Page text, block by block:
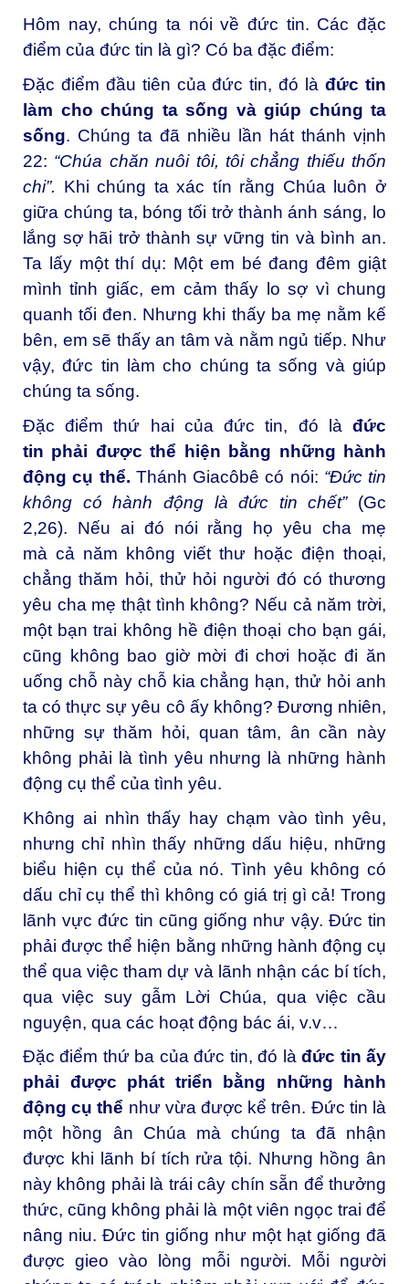
Hôm nay, chúng ta nói về đức tin. Các đặc
điểm của đức tin là gì? Có ba đặc điểm:
Đặc điểm đầu tiên của đức tin, đó làđức tin
làm cho chúng ta sống và giúp chúng ta
sống. Chúng ta đã nhiều lần hát thánh vịnh
22: “Chúa chăn nuôi tôi, tôi chẳng thiếu thốn
chi”. Khi chúng ta xác tín rằng Chúa luôn ở
giữa chúng ta, bóng tối trở thành ánh sáng, lo
lắng sợ hãi trở thành sự vững tin và bình an.
Ta lấy một thí dụ: Một em bé đang đêm giật
mình tỉnh giấc, em cảm thấy lo sợ vì chung
quanh tối đen. Nhưng khi thấy ba mẹ nằm kế
bên, em sẽ thấy an tâm và nằm ngủ tiếp. Như
vậy, đức tin làm cho chúng ta sống và giúp
chúng ta sống.
Đặc điểm thứ hai của đức tin, đó là đức
tin phải được thể hiện bằng những hành
động cụ thể. Thánh Giacôbê có nói: “Ðức tin
không có hành động là đức tin chết”
(Gc
2,26). Nếu ai đó nói rằng họ yêu cha mẹ
mà cả năm không viết thư hoặc điện thoại,
chẳng thăm hỏi, thử hỏi người đó có thương
yêu cha mẹ thật tình không? Nếu cả năm trời,
một bạn trai không hề điện thoại cho bạn gái,
cũng không bao giờ mời đi chơi hoặc đi ăn
uống chỗ này chỗ kia chẳng hạn, thử hỏi anh
ta có thực sự yêu cô ấy không? Ðương nhiên,
những sự thăm hỏi, quan tâm, ân cần này
không phải là tình yêu nhưng là những hành
động cụ thể của tình yêu.
Không ai nhìn thấy hay chạm vào tình yêu,
nhưng chỉ nhìn thấy những dấu hiệu, những
biểu hiện cụ thể của nó. Tình yêu không có
dấu chỉ cụ thể thì không có giá trị gì cả! Trong
lãnh vực đức tin cũng giống như vậy. Đức tin
phải được thể hiện bằng những hành động cụ
thể qua việc tham dự và lãnh nhận các bí tích,
qua việc suy gẫm Lời Chúa, qua việc cầu
nguyện, qua các hoạt động bác ái, v.v…
Đặc điểm thứ ba của đức tin, đó làđức tin ấy
phải được phát triển bằng những hành
động cụ thể như vừa được kể trên. Đức tin là
một hồng ân Chúa mà chúng ta đã nhận
được khi lãnh bí tích rửa tội. Nhưng hồng ân
này không phải là trái cây chín sẵn để thưởng
thức, cũng không phải là một viên ngọc trai để
nâng niu. Đức tin giống như một hạt giống đã
được gieo vào lòng mỗi người. Mỗi người